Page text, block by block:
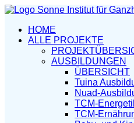
HOME
ALLE PROJEKTE
AUSBILDUNGEN
ÜBERSICHT
Tuina
Nuad-
TCM-
TCM-